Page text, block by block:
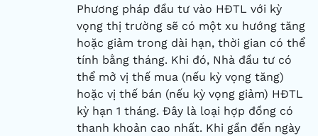
Phương pháp đầu tư vào HĐTL với kỳ
vọng thị trường sẽ có một xu hướng tăng
hoặc giảm trong dài hạn, thời gian có thể
tính bằng tháng. Khi đó, Nhà đầu tư có
thể mở vị thế mua (nếu kỳ vọng tăng)
hoặc vị thế bán (nếu kỳ vọng giảm) HĐTL
kỳ hạn 1 tháng. Đây là loại hợp đồng có
thanh khoản cao nhất. Khi gần đến ngày